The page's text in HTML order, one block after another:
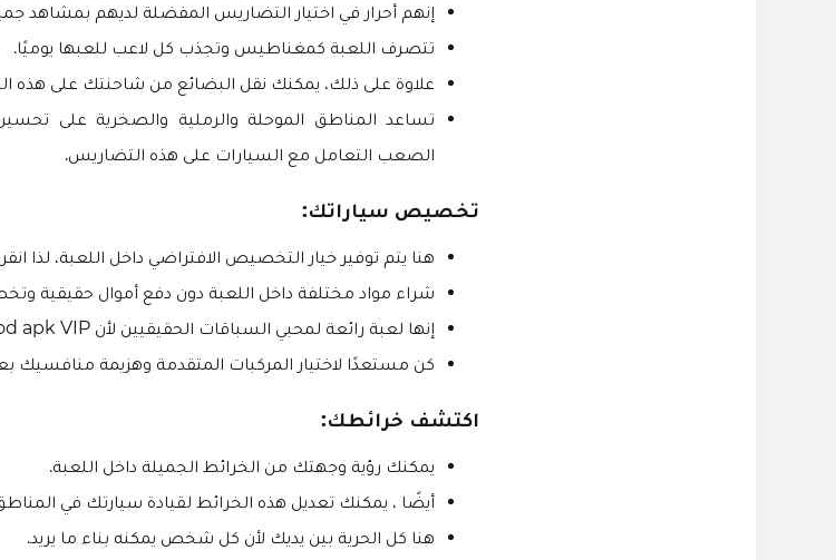
إنهم أحرار في اختيار التضاريس المفضلة لديهم بمشاهد
تتصرف اللعبة كمغناطيس وتجذب كل لاعب للعبها يوميًا.
علاوة على ذلك، يمكنك نقل البضائع من شاحنتك على هذه
تساعد المناطق الموحلة والرملية والصخرية على
الصعب التعامل مع السيارات على هذه التضاريس.
تخصيص سياراتك:
هنا يتم توفير خيار التخصيص الافتراضي داخل اللعبة، لذا
شراء مواد مختلفة داخل اللعبة دون دفع أموال حقيقية
إنها لعبة رائعة لمحبي السباقات الحقيقيين لأن offroad outlaws mod apk VIP مفتوحة مجانًا.
كن مستعدًا لاختيار المركبات المتقدمة وهزيمة
اكتشف خرائطك:
يمكنك رؤية وجهتك من الخرائط الجميلة داخل اللعبة.
أيضًا ، يمكنك تعديل هذه الخرائط لقيادة سيارتك في
هنا كل الحرية بين يديك لأن كل شخص يمكنه بناء ما يريد.